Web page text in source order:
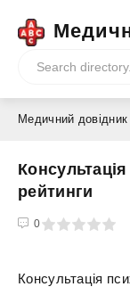
Медичний довідник
рейтинги
0
5
Консультація